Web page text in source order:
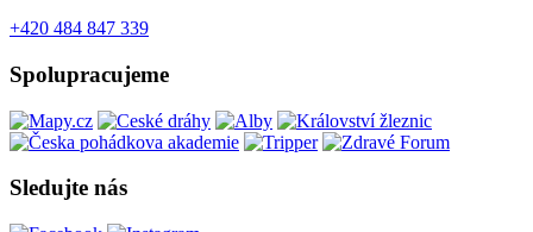
+420 484 847 339
Spolupracujeme
Sledujte nás